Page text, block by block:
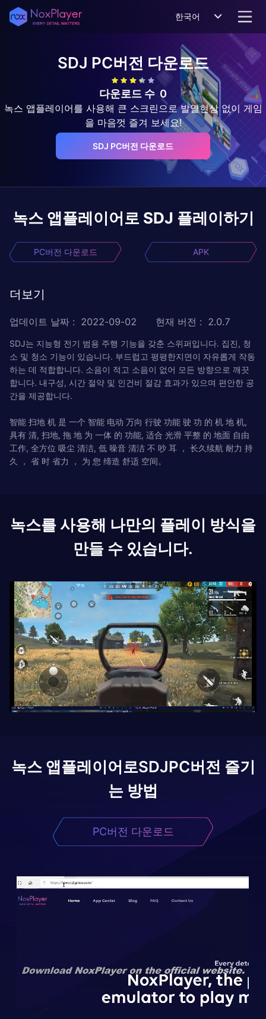
한국어
SDJ PC버전 다운로드
다운로드 수 0
녹스 앱플레이어를 사용해 큰 스크린으로 발열현상 없이 게임
을 마음껏 즐겨 보세요!
SDJ PC버전 다운로드
녹스 앱플레이어로 SDJ 플레이하기
PC버전 다운로드 APK
더보기
업데이트 날짜 : 2022-09-02 현재 버전 : 2.0.7
SDJ는 지능형 전기 범용 주행 기능을 갖춘 스위퍼입니다. 집진, 청
소 및 청소 기능이 있습니다. 부드럽고 평평한지면이 자유롭게 작동
하는 데 적합합니다. 소음이 적고 소음이 없어 모든 방향으로 깨끗
합니다. 내구성, 시간 절약 및 인건비 절감 효과가 있으며 편안한 공
간을 제공합니다.
智能 扫地 机 是 一个 智能 电动 万向 行驶 功能 驶 功 的 机 地 机,
具有 清, 扫地, 拖 地 为 一体 的 功能, 适合 光滑 平整 的 地面 自由
工作, 全方位 吸尘 清洁, 低 噪音 清洁 不 吵 耳 ， 长久续航 耐力 持
久 ， 省 时 省力 ， 为 您 缔造 舒适 空间。
녹스를 사용해 나만의 플레이 방식을
만들 수 있습니다.
녹스 앱플레이어로SDJPC버전 즐기
는 방법
PC버전 다운로드